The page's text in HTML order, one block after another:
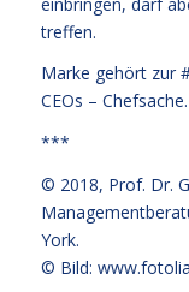
treffen.
Marke gehört zur
CEOs – Chefsache.
***
© 2018, Prof. Dr.
York.
© Bild: